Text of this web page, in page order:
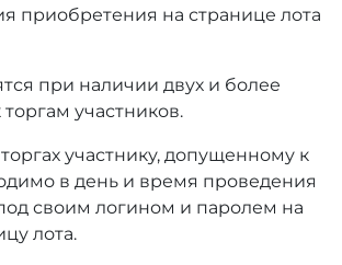
приобретения на странице лота
при наличии двух и более
участников.
участнику, допущенному к
в день и время проведения
своим логином и паролем на
лота.